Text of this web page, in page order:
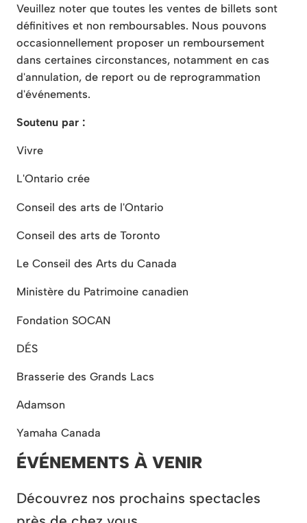
Veuillez noter que toutes les ventes de billets sont
définitives et non remboursables. Nous pouvons
occasionnellement proposer un remboursement
dans certaines circonstances, notamment en cas
d'annulation, de report ou de reprogrammation
d'événements.
Soutenu par :
Vivre
L'Ontario crée
Conseil des arts de l'Ontario
Conseil des arts de Toronto
Le Conseil des Arts du Canada
Ministère du Patrimoine canadien
Fondation SOCAN
DÉS
Brasserie des Grands Lacs
Adamson
Yamaha Canada
ÉVÉNEMENTS À VENIR
Découvrez nos prochains spectacles